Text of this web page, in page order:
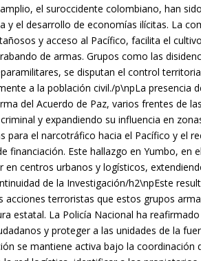
el suroccidente colombiano, han
el desarrollo de economías ilícitas. La
y acceso al Pacífico, facilita el
de armas. Grupos como las
se disputan el control
a la población civil./p\npLa presencia
del Acuerdo de Paz, varios frentes de
y expandiendo su influencia en
para el narcotráfico hacia el Pacífico y el
financiación. Este hallazgo en Yumbo, en
centros urbanos y logísticos,
de la Investigación/h2\npEste
terroristas que estos grupos
estatal. La Policía Nacional ha reafirmado
y proteger a las unidades de la
se mantiene activa bajo la coordinación